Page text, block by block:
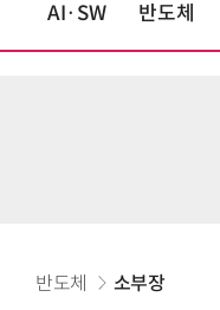
AI·SW 반도체
반도체 소부장